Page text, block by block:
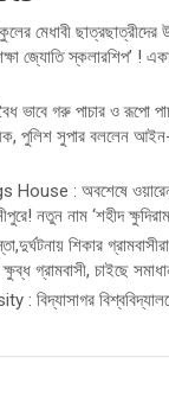
মেধাবী ছাত্রছাত্রীদের
জ্যোতি স্কলারশিপ’ !
গরু পাচার ও রূপো
পুলিশ সুপার বললেন
: অবশেষে ওয়ারেন
নতুন নাম ‘শহীদ
শিকার
গ্রামবাসী, চাইছে
বিদ্যাসাগর